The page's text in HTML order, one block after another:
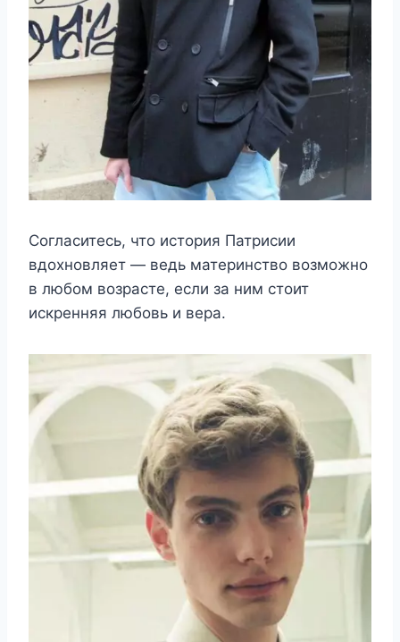
Согласитесь, что история Патрисии
вдохновляет — ведь материнство возможно
в любом возрасте, если за ним стоит
искренняя любовь и вера.